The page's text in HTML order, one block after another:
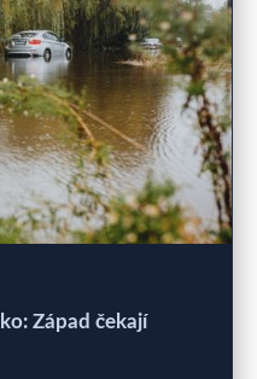
Západ čekají